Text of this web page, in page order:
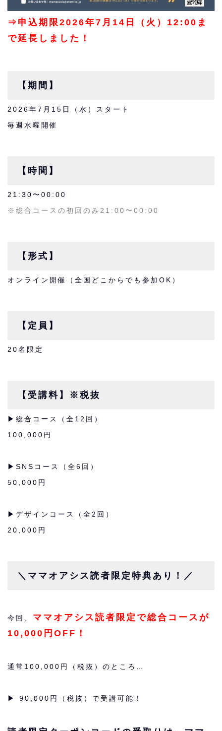
⇒申込期限2026年7月14日（火）12:00ま
で延長しました！
【期間】
2026年7月15日（水）スタート
毎週水曜開催
【時間】
21:30〜00:00
※総合コースの初回のみ21:00〜00:00
【形式】
オンライン開催（全国どこからでも参加OK）
【定員】
20名限定
【受講料】※税抜
▶︎総合コース（全12回）
100,000円
▶︎SNSコース（全6回）
50,000円
▶︎デザインコース（全2回）
20,000円
＼ママオアシス読者限定特典あり！／
今回、 ママオアシス読者限定で総合コースが
10,000円OFF！
通常100,000円（税抜）のところ…
▶︎ 90,000円（税抜）で受講可能！